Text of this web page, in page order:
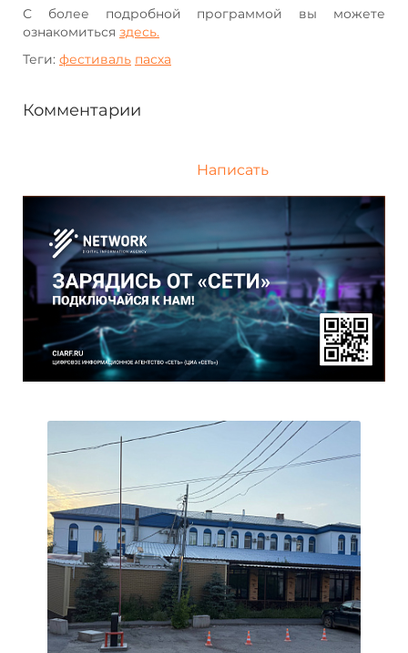
С более подробной программой вы можете
ознакомиться здесь.
Теги: фестиваль пасха
Комментарии
Написать